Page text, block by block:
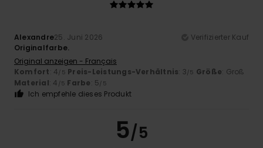
Alexandre25. Juni 2026
Verifizierter Kauf
Originalfarbe.
Original anzeigen - Français
Komfort: 4/5 Preis-Leistungs-Verhältnis: 3/5 Größe: Groß
Material: 4 /5 Farbe: 5/5
Ich empfehle dieses Produkt
5/5